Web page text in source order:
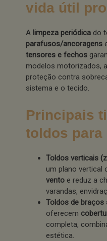
vida útil
A limpeza periódica do
parafusos/ancoragens
tensores e fechos
modelos motorizados,
proteção contra
sistema e o tecido.
Principais
toldos para
Toldos verticais
um plano vertical
vento e reduz a
varandas,
Toldos de
oferecem
completa,
estética.